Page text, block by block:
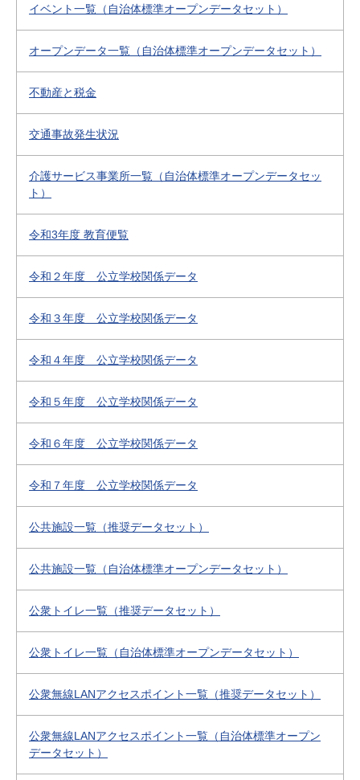
イベント一覧（自治体標準オープンデータセット）
オープンデータ一覧（自治体標準オープンデータセット）
不動産と税金
交通事故発生状況
介護サービス事業所一覧（自治体標準オープンデータセッ
ト）
令和3年度 教育便覧
令和２年度 公立学校関係データ
令和３年度 公立学校関係データ
令和４年度 公立学校関係データ
令和５年度 公立学校関係データ
令和６年度 公立学校関係データ
令和７年度 公立学校関係データ
公共施設一覧（推奨データセット）
公共施設一覧（自治体標準オープンデータセット）
公衆トイレ一覧（推奨データセット）
公衆トイレ一覧（自治体標準オープンデータセット）
公衆無線LANアクセスポイント一覧（推奨データセット）
公衆無線LANアクセスポイント一覧（自治体標準オープン
データセット）